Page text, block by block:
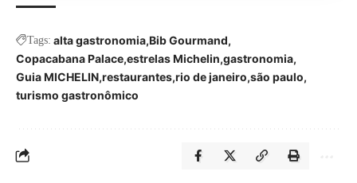
Tags: alta gastronomia Bib Gourmand
Copacabana Palace estrelas Michelin gastronomia
Guia MICHELIN restaurantes rio de janeiro são paulo
turismo gastronômico